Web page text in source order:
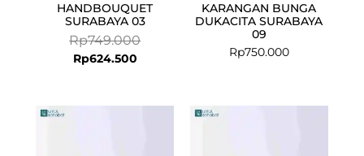
HANDBOUQUET
SURABAYA 03
Rp749.000
Rp624.500
KARANGAN BUNGA
DUKACITA SURABAYA
09
Rp750.000